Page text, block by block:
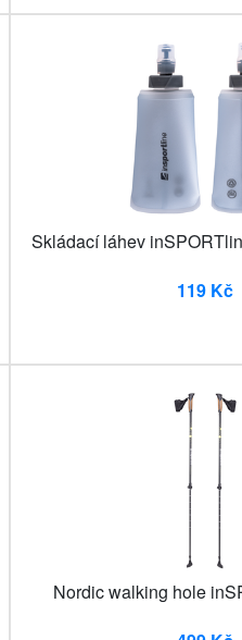
Skládací láhev
119 Kč
Nordic walking hole